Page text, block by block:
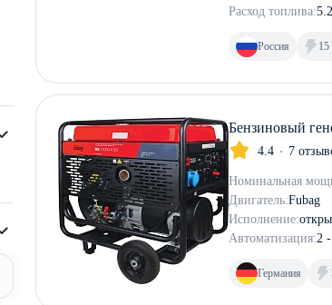
Расход топлива:
Россия
Бензиновый
4.4 7
Номинальная
Двигатель:Fubag
Исполнение:
Автоматизация:2
Германия